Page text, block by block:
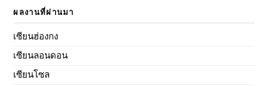
ผลงานที่ผ่านมา
เซียนฮ่องกง
เซียนลอนดอน
เซียนโซล